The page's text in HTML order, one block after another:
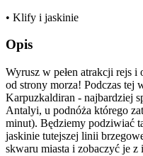
• Klify i jaskinie
Opis
Wyrusz w pełen atrakcji rejs
od strony morza! Podczas tej
Karpuzkaldiran - najbardziej
Antalyi, u podnóża którego
minut). Będziemy podziwiać
jaskinie tutejszej linii
skwaru miasta i zobaczyć je